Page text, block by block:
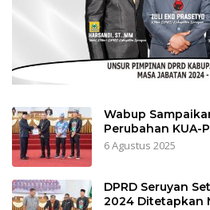
Wabup
Perubahan KUA-
6 Agustus 2025
DPRD Seruyan
2024 Ditetapkan